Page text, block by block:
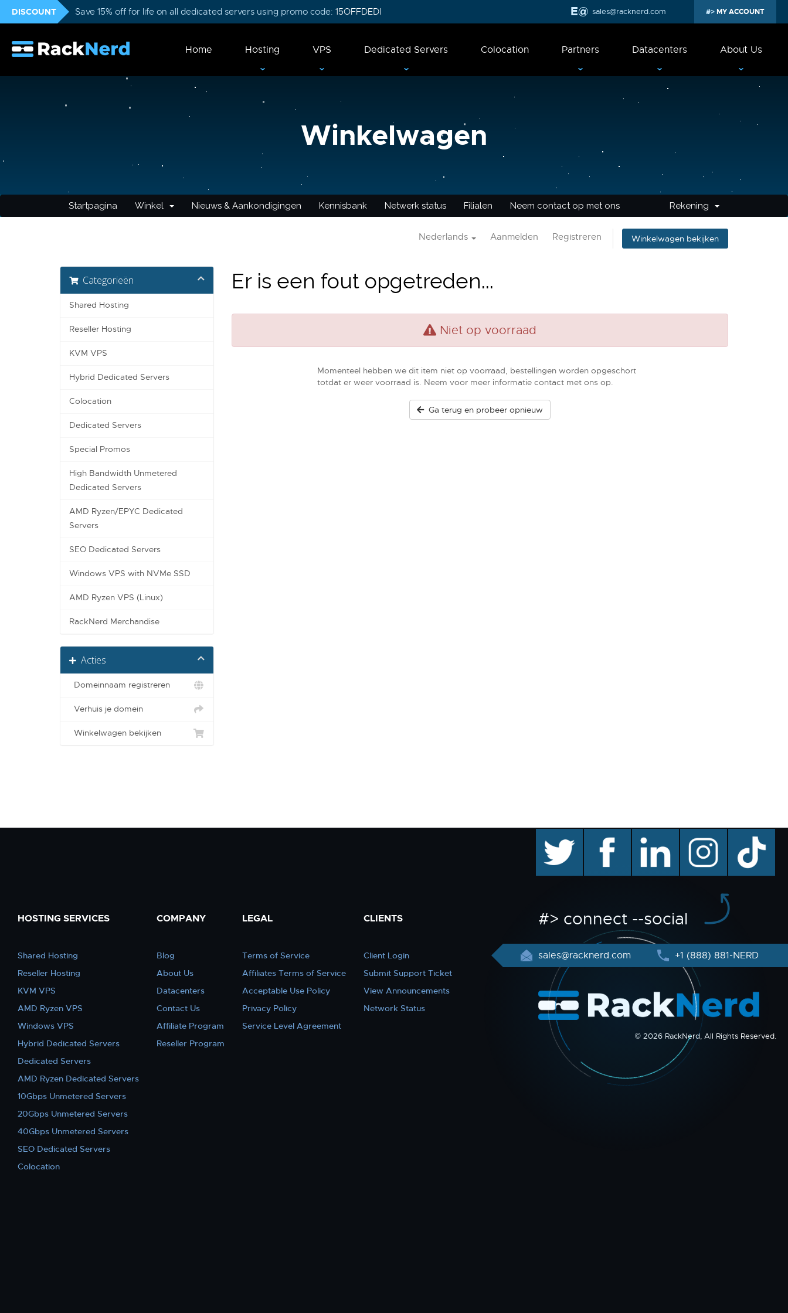
DISCOUNT Save 15% off for life on all dedicated servers using promo code: 15OFFDEDI sales@racknerd.com MY ACCOUNT
Home Hosting VPS Dedicated Servers Colocation Partners Datacenters About Us
Winkelwagen
Startpagina Winkel Nieuws & Aankondigingen Kennisbank Netwerk status Filialen Neem contact op met ons Rekening
Nederlands Aanmelden Registreren Winkelwagen bekijken
Categorieën
Shared Hosting
Reseller Hosting
KVM VPS
Hybrid Dedicated Servers
Colocation
Dedicated Servers
Special Promos
High Bandwidth Unmetered
Dedicated Servers
AMD Ryzen/EPYC Dedicated
Servers
SEO Dedicated Servers
Windows VPS with NVMe SSD
AMD Ryzen VPS (Linux)
RackNerd Merchandise
Acties
Domeinnaam registreren
Verhuis je domein
Winkelwagen bekijken
Er is een fout opgetreden...
Niet op voorraad
Momenteel hebben we dit item niet op voorraad, bestellingen worden opgeschort
totdat er weer voorraad is. Neem voor meer informatie contact met ons op.
Ga terug en probeer opnieuw
HOSTING SERVICES
Shared Hosting
Reseller Hosting
KVM VPS
AMD Ryzen VPS
Windows VPS
Hybrid Dedicated Servers
Dedicated Servers
AMD Ryzen Dedicated Servers
10Gbps Unmetered Servers
20Gbps Unmetered Servers
40Gbps Unmetered Servers
SEO Dedicated Servers
Colocation
COMPANY
Blog
About Us
Datacenters
Contact Us
Affiliate Program
Reseller Program
LEGAL
Terms of Service
Affiliates Terms of Service
Acceptable Use Policy
Privacy Policy
Service Level Agreement
CLIENTS
Client Login
Submit Support Ticket
View Announcements
Network Status
facebook linkedin instagram TikTok
#> connect --social
sales@racknerd.com +1 (888) 881-NERD
© 2026 RackNerd, All Rights Reserved.